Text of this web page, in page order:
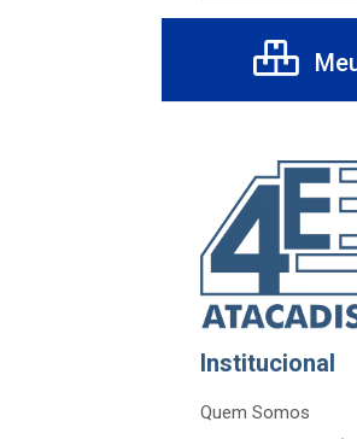
Institucional
Quem Somos